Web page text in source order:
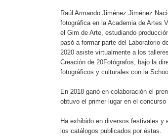
Raúl Armando Jiménez Jiménez
fotográfica en la Academia de Artes
el Gim de Arte, estudiando
pasó a formar parte del Laboratorio
2020 asiste virtualmente a los
Creación de 20Fotógrafos, bajo la
fotográficos y culturales con la
En 2018 ganó en colaboración el
obtuvo el primer lugar en el
Ha exhibido en diversos festivales
los catálogos publicados por éstas.